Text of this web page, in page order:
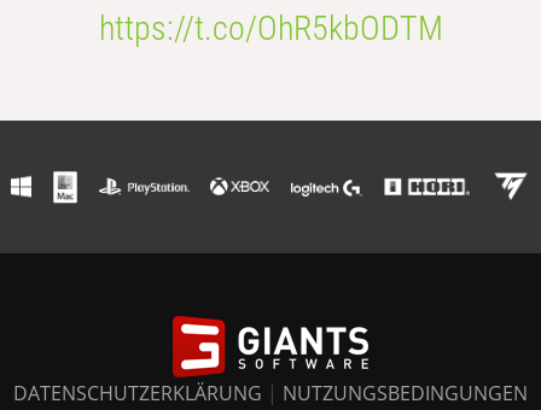
https://t.co/OhR5kbODTM
DATENSCHUTZERKLÄRUNG | NUTZUNGSBEDINGUNGEN